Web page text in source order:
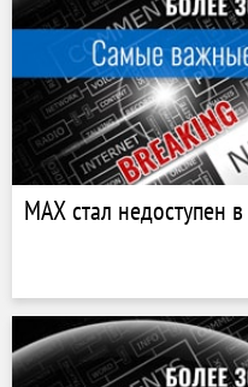
МАХ стал недоступен